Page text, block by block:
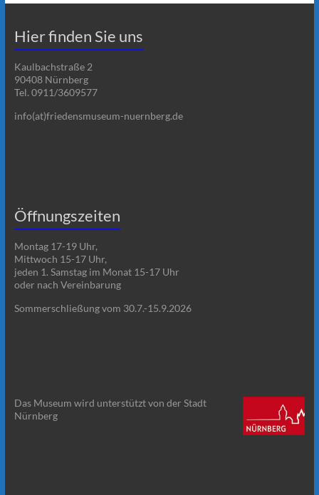
Hier finden Sie uns
Kaulbachstraße 2
90408 Nürnberg
Tel. 0911/3609577
info(at)friedensmuseum-nuernberg.de
Öffnungszeiten
Montag 17-19 Uhr,
Mittwoch 15-17 Uhr,
jeden 1. Samstag im Monat 15-17 Uhr
oder nach Vereinbarung
Sommerschließung vom 30.7.-15.9.2026
Das Museum wird unterstützt von der Stadt
Nürnberg